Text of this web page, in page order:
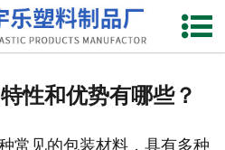
网站首页
性和优势有哪些？
常见的包装材料，具有多种